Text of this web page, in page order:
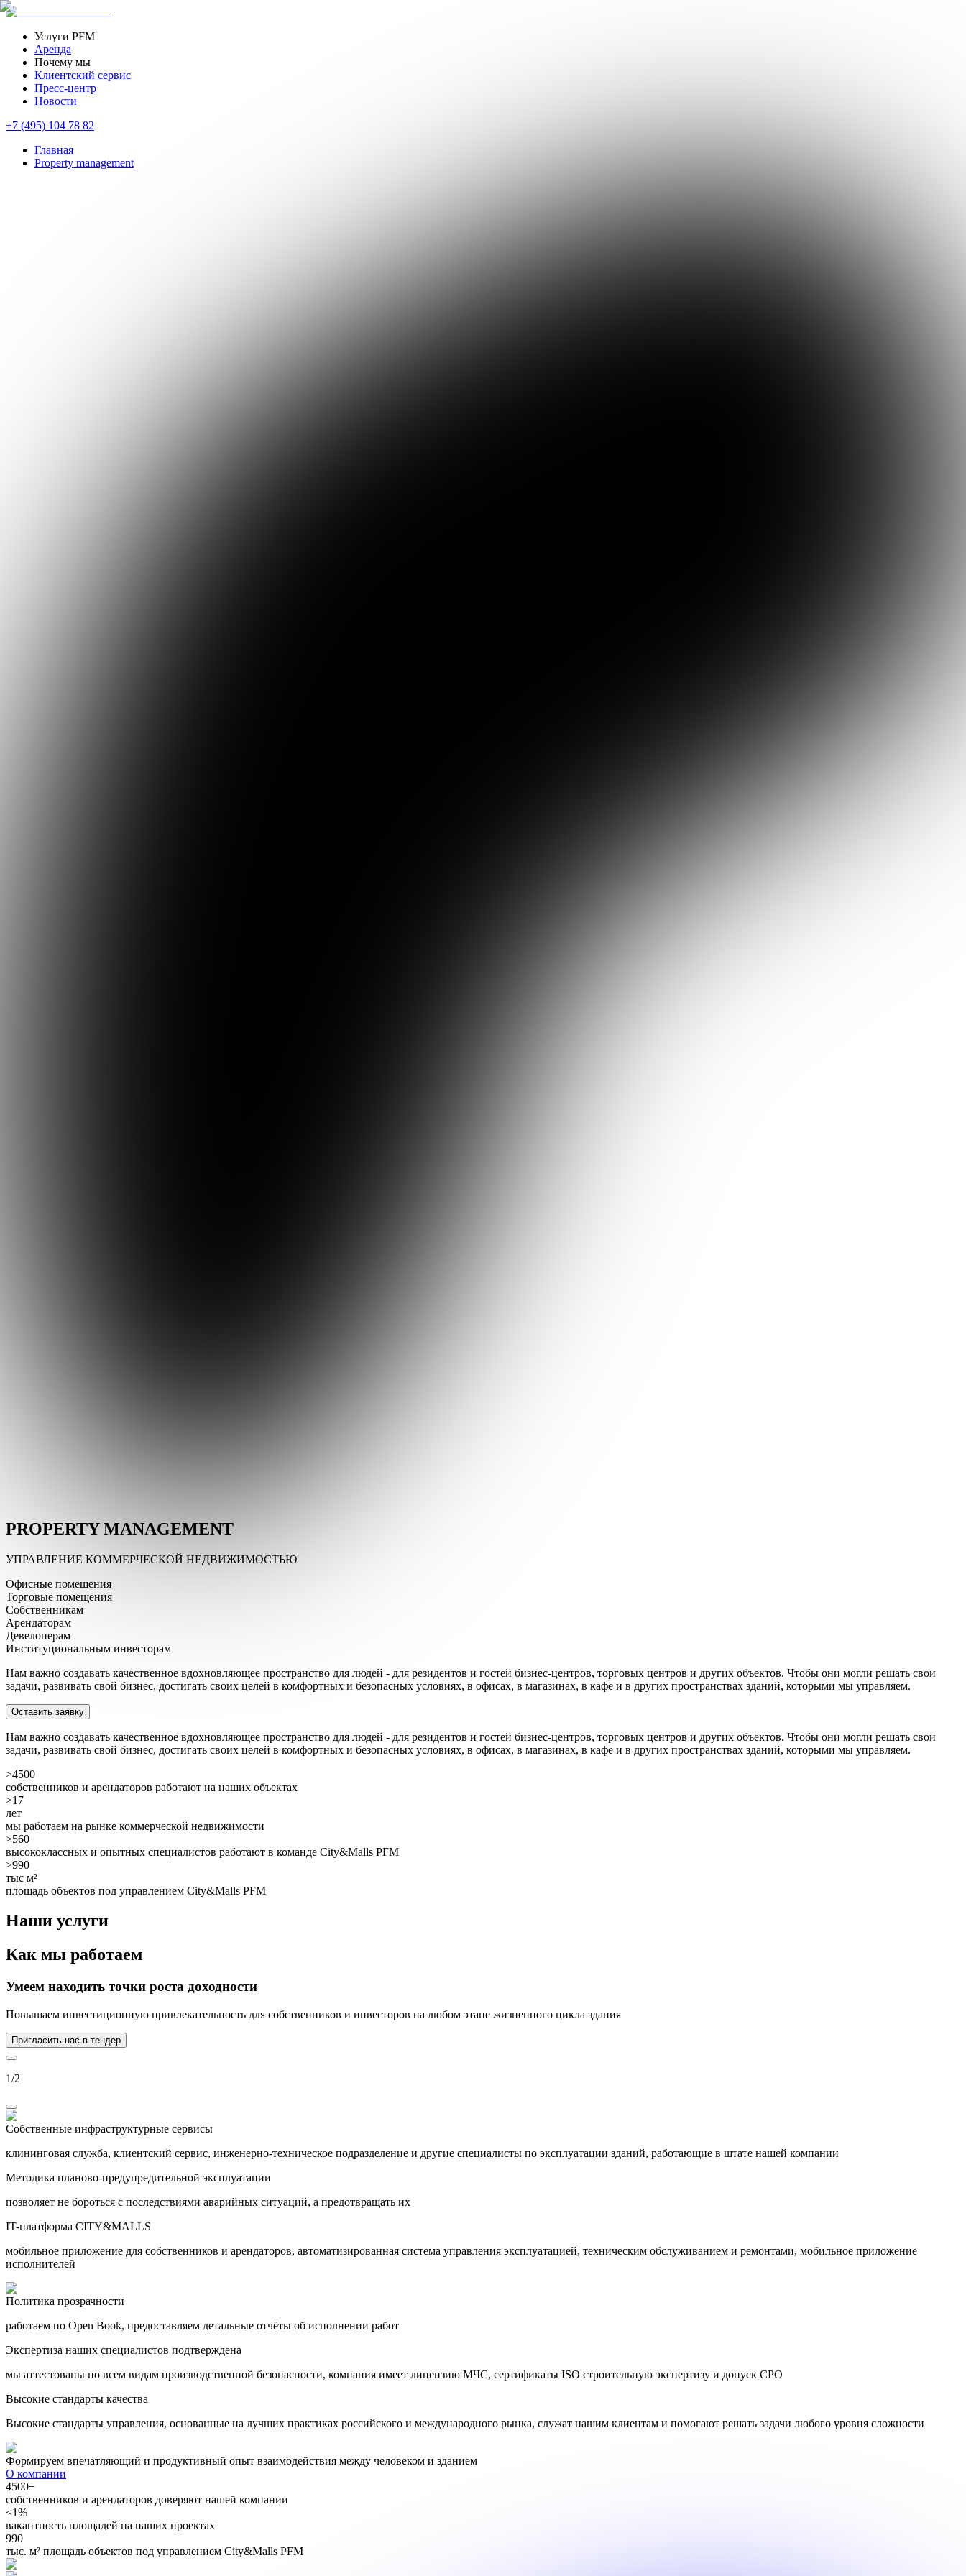
Услуги PFM
Аренда
Почему мы
Клиентский сервис
Пресс-центр
Новости
+7 (495) 104 78 82
Главная
Property management
PROPERTY MANAGEMENT
УПРАВЛЕНИЕ КОММЕРЧЕСКОЙ НЕДВИЖИМОСТЬЮ
Офисные помещения
Торговые помещения
Собственникам
Арендаторам
Девелоперам
Институциональным инвесторам
Нам важно создавать качественное вдохновляющее пространство для людей - для резидентов и гостей бизнес-центров, торговых центров и других объектов. Чтобы они могли решать свои
задачи, развивать свой бизнес, достигать своих целей в комфортных и безопасных условиях, в офисах, в магазинах, в кафе и в других пространствах зданий, которыми мы управляем.
Оставить заявку
Нам важно создавать качественное вдохновляющее пространство для людей - для резидентов и гостей бизнес-центров, торговых центров и других объектов. Чтобы они могли решать свои
задачи, развивать свой бизнес, достигать своих целей в комфортных и безопасных условиях, в офисах, в магазинах, в кафе и в других пространствах зданий, которыми мы управляем.
>4500
собственников и арендаторов работают на наших объектах
>17
лет
мы работаем на рынке коммерческой недвижимости
>560
высококлассных и опытных специалистов работают в команде City&Malls PFM
>990
тыс м²
площадь объектов под управлением City&Malls PFM
Наши услуги
Как мы работаем
Умеем находить точки роста доходности
Повышаем инвестиционную привлекательность для собственников и инвесторов на любом этапе жизненного цикла здания
Пригласить нас в тендер
1/2
Собственные инфраструктурные сервисы
клининговая служба, клиентский сервис, инженерно-техническое подразделение и другие специалисты по эксплуатации зданий, работающие в штате нашей компании
Методика планово-предупредительной эксплуатации
позволяет не бороться с последствиями аварийных ситуаций, а предотвращать их
IT-платформа CITY&MALLS
мобильное приложение для собственников и арендаторов, автоматизированная система управления эксплуатацией, техническим обслуживанием и ремонтами, мобильное приложение
исполнителей
Политика прозрачности
работаем по Open Book, предоставляем детальные отчёты об исполнении работ
Экспертиза наших специалистов подтверждена
мы аттестованы по всем видам производственной безопасности, компания имеет лицензию МЧС, сертификаты ISO строительную экспертизу и допуск СРО
Высокие стандарты качества
Высокие стандарты управления, основанные на лучших практиках российского и международного рынка, служат нашим клиентам и помогают решать задачи любого уровня сложности
Формируем впечатляющий и продуктивный опыт взаимодействия между человеком и зданием
О компании
4500+
собственников и арендаторов доверяют нашей компании
<1%
вакантность площадей на наших проектах
990
тыс. м² площадь объектов под управлением City&Malls PFM